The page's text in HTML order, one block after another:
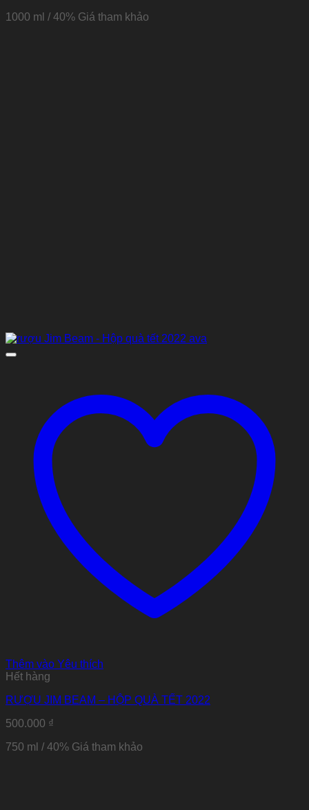
1000 ml / 40% Giá tham khảo
Thêm vào Yêu thích
Hết hàng
RƯỢU JIM BEAM – HỘP QUÀ TẾT 2022
500.000 ₫
750 ml / 40% Giá tham khảo